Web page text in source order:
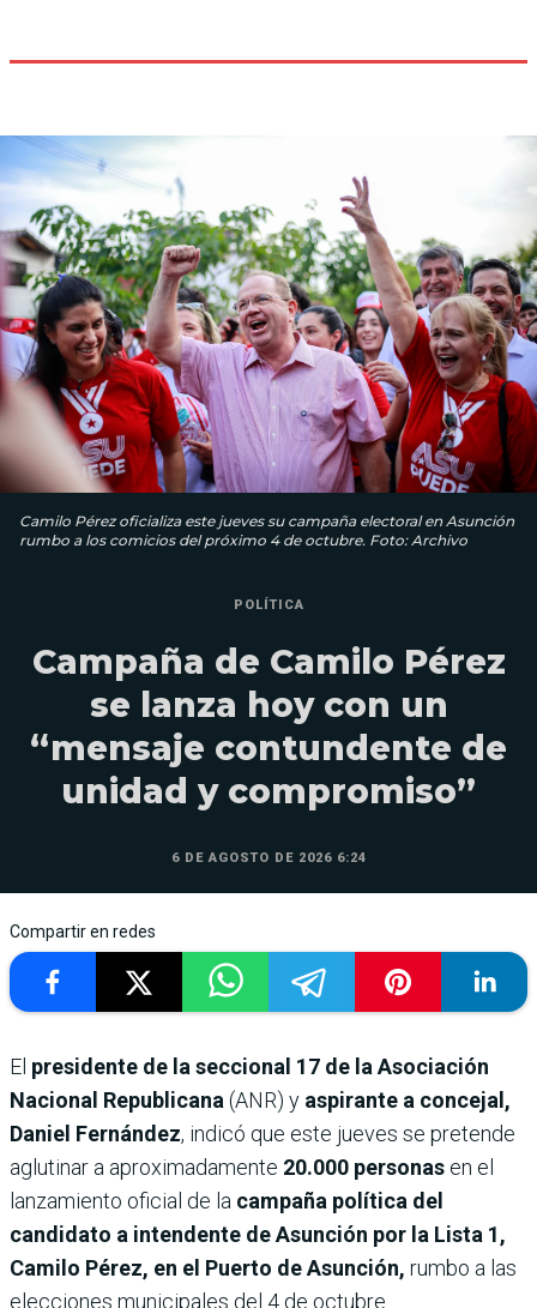
Camilo Pérez oficializa este jueves su campaña electoral en Asunción
rumbo a los comicios del próximo 4 de octubre. Foto: Archivo
POLÍTICA
Campaña de Camilo Pérez
se lanza hoy con un
“mensaje contundente de
unidad y compromiso”
6 DE AGOSTO DE 2026 6:24
Compartir en redes
El presidente de la seccional 17 de la Asociación
Nacional Republicana(ANR) y aspirante a concejal,
Daniel Fernández, indicó que este jueves se pretende
aglutinar a aproximadamente 20.000 personas en el
lanzamiento oficial de la campaña política del
candidato a intendente de Asunción por la Lista 1,
Camilo Pérez, en el Puerto de Asunción, rumbo a las
elecciones municipales del 4 de octubre.